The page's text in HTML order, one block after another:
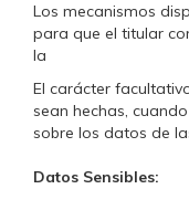
Los mecanismos
para que el titular
la
El carácter
sean hechas,
sobre los datos de
Datos Sensibles: